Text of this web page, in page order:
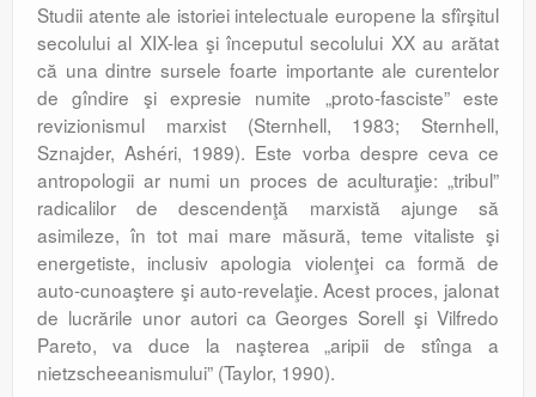
Studii atente ale istoriei intelectuale europene la sfîrşitul
secolului al XIX-lea şi începutul secolului XX au arătat
că una dintre sursele foarte importante ale curentelor
de gîndire şi expresie numite „proto-fasciste” este
revizionismul marxist (Sternhell, 1983; Sternhell,
Sznajder, Ashéri, 1989). Este vorba despre ceva ce
antropologii ar numi un proces de aculturaţie: „tribul”
radicalilor de descendenţă marxistă ajunge să
asimileze, în tot mai mare măsură, teme vitaliste şi
energetiste, inclusiv apologia violenţei ca formă de
auto-cunoaştere şi auto-revelaţie. Acest proces, jalonat
de lucrările unor autori ca Georges Sorell şi Vilfredo
Pareto, va duce la naşterea „aripii de stînga a
nietzscheeanismului” (Taylor, 1990).